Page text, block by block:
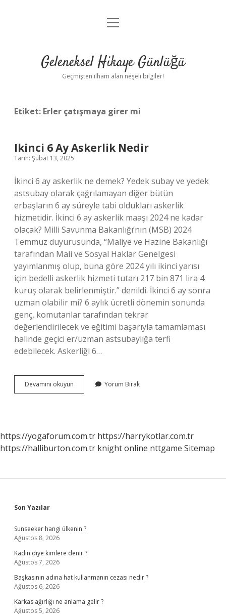
Anasayfa
Yasal Uyarı
menüyü
Geleneksel Hikaye Günlüğü
Geçmişten ilham alan neşeli bilgiler!
Etiket: Erler çatışmaya girer mi
Ikinci 6 Ay Askerlik Nedir
Tarih: Şubat 13, 2025
İkinci 6 ay askerlik ne demek? Yedek subay ve yedek
astsubay olarak çağrılamayan diğer bütün
erbaşların 6 ay süreyle tabi oldukları askerlik
hizmetidir. İkinci 6 ay askerlik maaşı 2024 ne kadar
olacak? Milli Savunma Bakanlığı’nın (MSB) 2024
Temmuz duyurusunda, “Maliye ve Hazine Bakanlığı
tarafından Mali ve Sosyal Haklar Genelgesi
yayımlanmış olup, buna göre 2024 yılı ikinci yarısı
için bedelli askerlik hizmeti tutarı 217 bin 871 lira 4
kuruş olarak belirlenmiştir.” denildi. İkinci 6 ay sonra
uzman olabilir mi? 6 aylık ücretli dönemin sonunda
genç, komutanlar tarafından tekrar
değerlendirilecek ve eğitimi başarıyla tamamlaması
halinde geçici er/uzman astsubaylığa terfi
edebilecek. Askerliği 6…
Devamını okuyun
6
Yorum Bırak
https://yogaforum.com.tr https://harrykotlar.com.tr
https://halliburton.com.tr knight online nttgame Sitemap
Sidebar
Son Yazılar
Sunseeker hangi ülkenin ?
Ağustos 8, 2026
Kadın diye kimlere denir ?
Ağustos 7, 2026
Başkasının adına hat kullanmanın cezası nedir ?
Ağustos 6, 2026
Karkas ağırlığı ne anlama gelir ?
Ağustos 5, 2026